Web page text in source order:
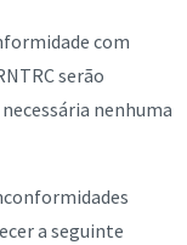
com
serão
nenhuma
a seguinte